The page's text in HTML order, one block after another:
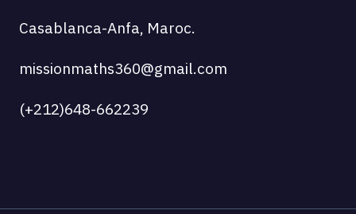
Casablanca-Anfa, Maroc.
missionmaths360@gmail.com
(+212)648-662239